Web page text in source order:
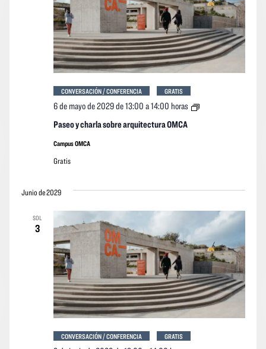
Paseo y charla sobre arquitectura OMCA
6 de mayo de 2029 de 13:00 a14:00 horas
Paseo
CONVERSACIÓN / CONFERENCIA GRATIS
Campus OMCA
Gratis
Junio de 2029
SOL
3
CONVERSACIÓN / CONFERENCIA GRATIS